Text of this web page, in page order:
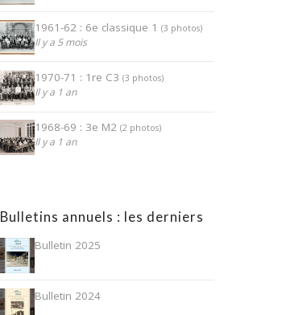
1961-62 : 6e classique 1(3 photos)
Il y a 5 mois
1970-71 : 1re C3(3 photos)
Il y a 1 an
1968-69 : 3e M2(2 photos)
Il y a 1 an
Bulletins annuels : les derniers
Bulletin 2025
Bulletin 2024